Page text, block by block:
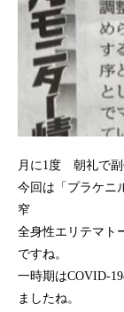
月に1度 朝礼で副
今回は「プラケニ
窄
全身性エリテマト
ですね。
一時期はCOVID-
ましたね。